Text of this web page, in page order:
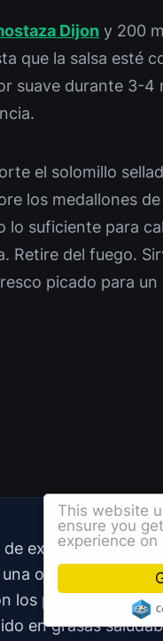
This website
ensure you
experience
Dijon y 200
que la salsa esté
suave durante 3-4
el solomillo
los medallones de
lo suficiente para
Retire del fuego.
picado para
expertos en
opción exquisita
los principios de la
en grasas